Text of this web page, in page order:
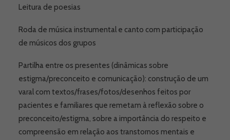
Leitura de poesias
Roda de música instrumental e canto com participação
de músicos dos grupos
Partilha entre os presentes (dinâmicas sobre
estigma/preconceito e comunicação): construção de um
varal com textos/frases/fotos/desenhos feitos por
pacientes e familiares que remetam à reflexão sobre o
preconceito/estigma, sobre a importância do respeito e
compreensão em relação aos transtornos mentais e